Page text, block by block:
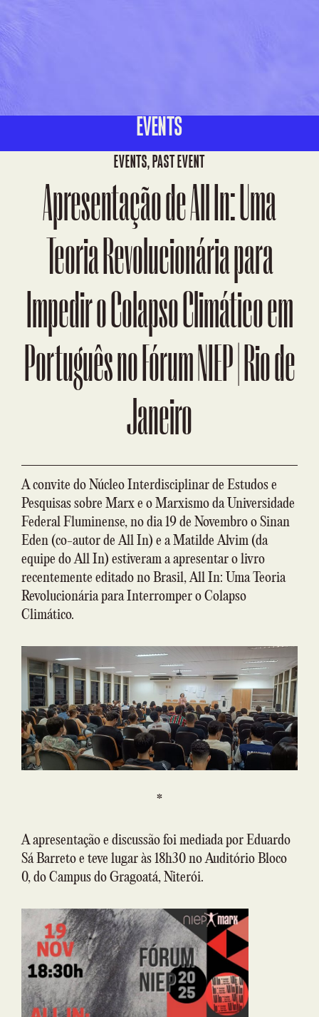
EVENTS
EVENTS,PAST EVENT
Apresentação de All In: Uma
Teoria Revolucionária para
Impedir o Colapso Climático em
Português no Fórum NIEP | Rio de
Janeiro
A convite do Núcleo Interdisciplinar de Estudos e
Pesquisas sobre Marx e o Marxismo da Universidade
Federal Fluminense, no dia 19 de Novembro o Sinan
Eden (co-autor de All In) e a Matilde Alvim (da
equipe do All In) estiveram a apresentar o livro
recentemente editado no Brasil, All In: Uma Teoria
Revolucionária para Interromper o Colapso
Climático.
*
A apresentação e discussão foi mediada por Eduardo
Sá Barreto e teve lugar às 18h30 no Auditório Bloco
0, do Campus do Gragoatá, Niterói.